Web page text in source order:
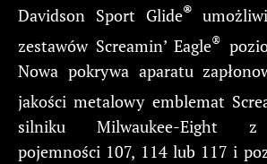
Davidson Sport Glide®
zestawów Screamin’ Eagle®
Nowa pokrywa aparatu
jakości metalowy emblemat
silniku Milwaukee-Eight z
pojemności 107, 114 lub 117 i